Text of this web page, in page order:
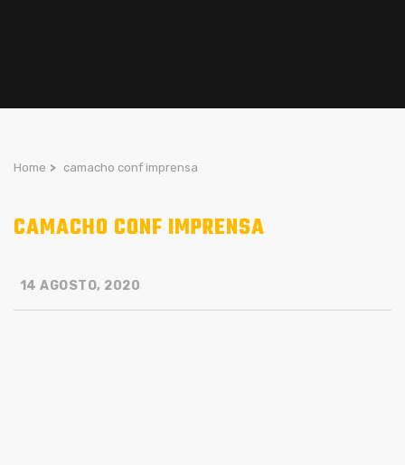
Home > camacho conf imprensa
CAMACHO CONF IMPRENSA
14 AGOSTO, 2020